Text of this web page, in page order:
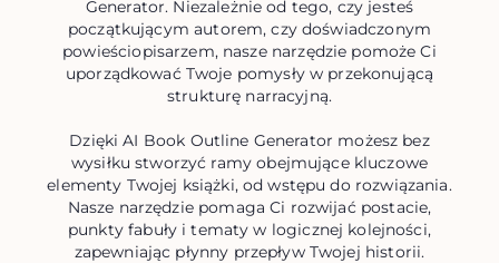
Generator. Niezależnie od tego, czy jesteś
początkującym autorem, czy doświadczonym
powieściopisarzem, nasze narzędzie pomoże Ci
uporządkować Twoje pomysły w przekonującą
strukturę narracyjną.
Dzięki AI Book Outline Generator możesz bez
wysiłku stworzyć ramy obejmujące kluczowe
elementy Twojej książki, od wstępu do rozwiązania.
Nasze narzędzie pomaga Ci rozwijać postacie,
punkty fabuły i tematy w logicznej kolejności,
zapewniając płynny przepływ Twojej historii.